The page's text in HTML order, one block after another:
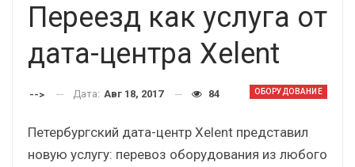
Переезд как услуга от
дата-центра Xelent
ОБОРУДОВАНИЕ
--> Дата: Авг 18, 2017 84
Петербургский дата-центр Xelent представил
новую услугу: перевоз оборудования из любого